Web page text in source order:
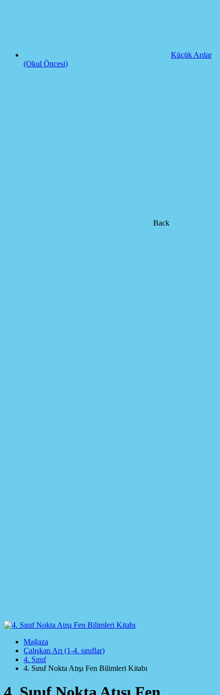
Küçük Arılar
(Okul Öncesi)
Back
Mağaza
Çalışkan Arı (1-4. sınıflar)
4. Sınıf
4. Sınıf Nokta Atışı Fen Bilimleri Kitabı